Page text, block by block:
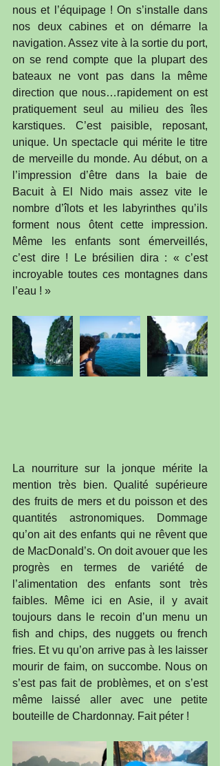
nous et l’équipage ! On s’installe dans
nos deux cabines et on démarre la
navigation. Assez vite à la sortie du port,
on se rend compte que la plupart des
bateaux ne vont pas dans la même
direction que nous…rapidement on est
pratiquement seul au milieu des îles
karstiques. C’est paisible, reposant,
unique. Un spectacle qui mérite le titre
de merveille du monde. Au début, on a
l’impression d’être dans la baie de
Bacuit à El Nido mais assez vite le
nombre d’îlots et les labyrinthes qu’ils
forment nous ôtent cette impression.
Même les enfants sont émerveillés,
c’est dire ! Le brésilien dira : « c’est
incroyable toutes ces montagnes dans
l’eau ! »
La nourriture sur la jonque mérite la
mention très bien. Qualité supérieure
des fruits de mers et du poisson et des
quantités astronomiques. Dommage
qu’on ait des enfants qui ne rêvent que
de MacDonald’s. On doit avouer que les
progrès en termes de variété de
l’alimentation des enfants sont très
faibles. Même ici en Asie, il y avait
toujours dans le recoin d’un menu un
fish and chips, des nuggets ou french
fries. Et vu qu’on arrive pas à les laisser
mourir de faim, on succombe. Nous on
s’est pas fait de problèmes, et on s’est
même laissé aller avec une petite
bouteille de Chardonnay. Fait péter !